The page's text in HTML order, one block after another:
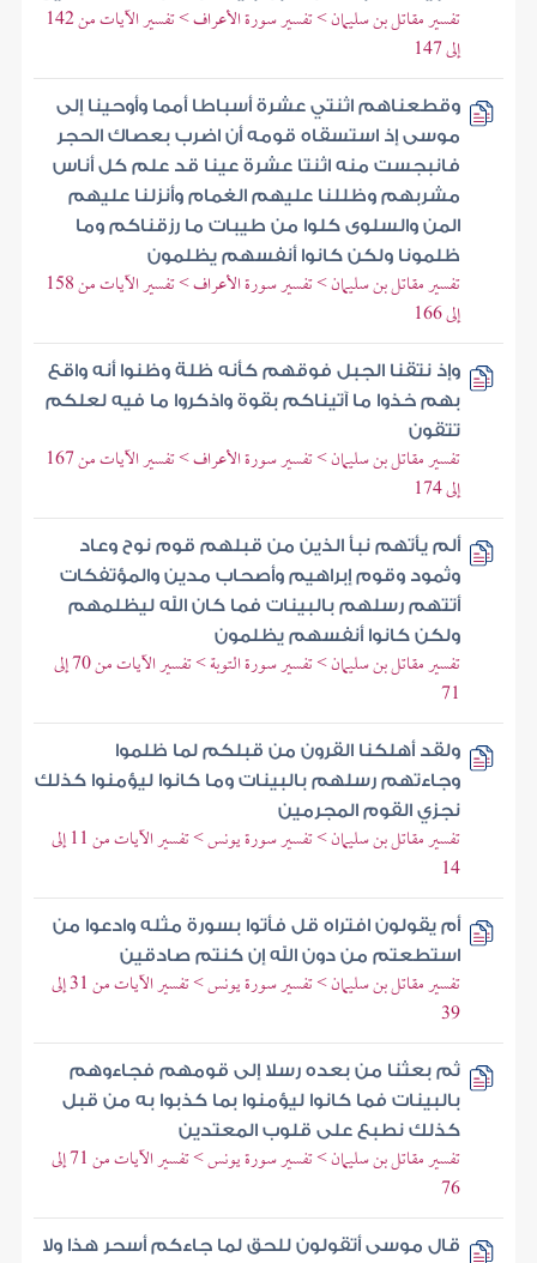
تفسير مقاتل بن سليمان > تفسير سورة الأعراف > تفسير الآيات من 142
إلى 147
وقطعناهم اثنتي عشرة أسباطا أمما وأوحينا إلى
موسى إذ استسقاه قومه أن اضرب بعصاك الحجر
فانبجست منه اثنتا عشرة عينا قد علم كل أناس
مشربهم وظللنا عليهم الغمام وأنزلنا عليهم
المن والسلوى كلوا من طيبات ما رزقناكم وما
ظلمونا ولكن كانوا أنفسهم يظلمون
تفسير مقاتل بن سليمان > تفسير سورة الأعراف > تفسير الآيات من 158
إلى 166
وإذ نتقنا الجبل فوقهم كأنه ظلة وظنوا أنه واقع
بهم خذوا ما آتيناكم بقوة واذكروا ما فيه لعلكم
تتقون
تفسير مقاتل بن سليمان > تفسير سورة الأعراف > تفسير الآيات من 167
إلى 174
ألم يأتهم نبأ الذين من قبلهم قوم نوح وعاد
وثمود وقوم إبراهيم وأصحاب مدين والمؤتفكات
أتتهم رسلهم بالبينات فما كان الله ليظلمهم
ولكن كانوا أنفسهم يظلمون
تفسير مقاتل بن سليمان > تفسير سورة التوبة > تفسير الآيات من 70 إلى
71
ولقد أهلكنا القرون من قبلكم لما ظلموا
وجاءتهم رسلهم بالبينات وما كانوا ليؤمنوا كذلك
نجزي القوم المجرمين
تفسير مقاتل بن سليمان > تفسير سورة يونس > تفسير الآيات من 11 إلى
14
أم يقولون افتراه قل فأتوا بسورة مثله وادعوا من
استطعتم من دون الله إن كنتم صادقين
تفسير مقاتل بن سليمان > تفسير سورة يونس > تفسير الآيات من 31 إلى
39
ثم بعثنا من بعده رسلا إلى قومهم فجاءوهم
بالبينات فما كانوا ليؤمنوا بما كذبوا به من قبل
كذلك نطبع على قلوب المعتدين
تفسير مقاتل بن سليمان > تفسير سورة يونس > تفسير الآيات من 71 إلى
76
قال موسى أتقولون للحق لما جاءكم أسحر هذا ولا